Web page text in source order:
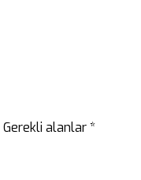
Gerekli alanlar*